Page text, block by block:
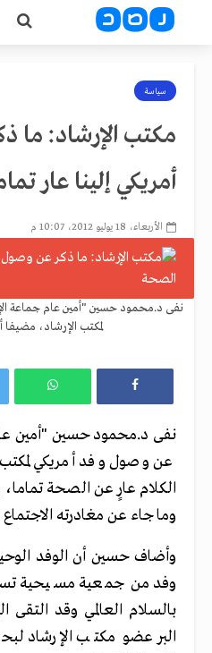
سياسة
مكتب الإرشاد: ما
أمريكي إلينا عار
الأربعاء، 18 يوليو 2012، 10:07 م
نفى د.محمود حسين "أمين عام جماعة
لمكتب الإرشاد، مضيفا
نفى د.محمود حسين "أمين
عن وصول وفد أمريكي
الكلام عارٍ عن الصحة تماما،
وما جاء عن مغادرته
وأضاف حسين أن الوفد
وفد من جمعية مسيحية
بالسلام العالمي وقد التقى
البر عضو مكتب الإرشاد